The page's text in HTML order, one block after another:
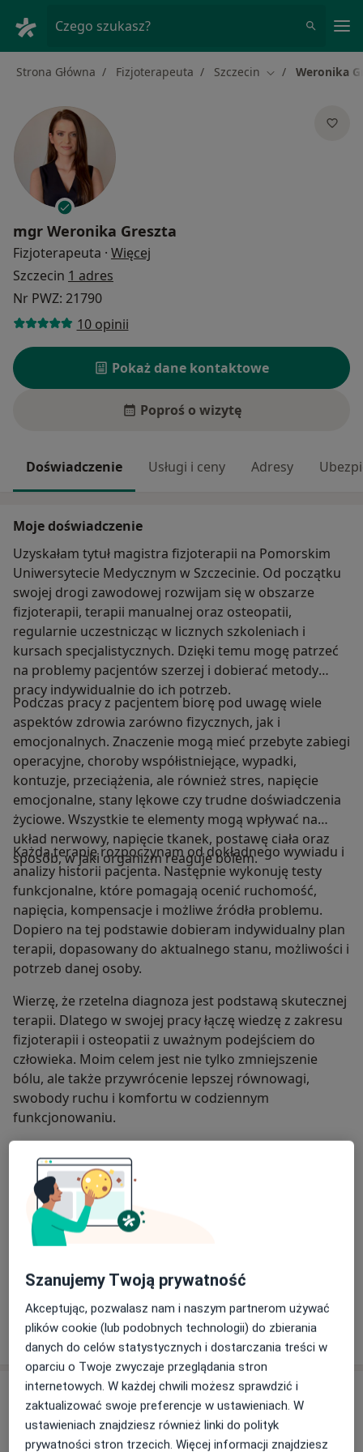
Czego szukasz?
Strona Główna Fizjoterapeuta Szczecin Zmień miasto
Weronika
mgr Weronika Greszta
Fizjoterapeuta · Więcej
Szczecin 1 adres
Nr PWZ: 21790
10 opinii
Pokaż dane kontaktowe
Poproś o wizytę
Doświadczenie Usługi i ceny Adresy
Moje doświadczenie
Uzyskałam tytuł magistra fizjoterapii na Pomorskim
Uniwersytecie Medycznym w Szczecinie. Od początku
swojej drogi zawodowej rozwijam się w obszarze
fizjoterapii, terapii manualnej oraz osteopatii,
regularnie uczestnicząc w licznych szkoleniach i
kursach specjalistycznych. Dzięki temu mogę patrzeć
na problemy pacjentów szerzej i dobierać metody
pracy indywidualnie do ich potrzeb.
Podczas pracy z pacjentem biorę pod uwagę wiele
aspektów zdrowia zarówno fizycznych, jak i
emocjonalnych. Znaczenie mogą mieć przebyte zabiegi
operacyjne, choroby współistniejące, wypadki,
kontuzje, przeciążenia, ale również stres, napięcie
emocjonalne, stany lękowe czy trudne doświadczenia
życiowe. Wszystkie te elementy mogą wpływać na
układ nerwowy, napięcie tkanek, postawę ciała oraz
sposób, w jaki organizm reaguje bólem.
Każdą terapię rozpoczynam od dokładnego wywiadu i
analizy historii pacjenta. Następnie wykonuję testy
funkcjonalne, które pomagają ocenić ruchomość,
napięcia, kompensacje i możliwe źródła problemu.
Dopiero na tej podstawie dobieram indywidualny plan
terapii, dopasowany do aktualnego stanu, możliwości i
potrzeb danej osoby.
Wierzę, że rzetelna diagnoza jest podstawą skutecznej
terapii. Dlatego w swojej pracy łączę wiedzę z zakresu
fizjoterapii i osteopatii z uważnym podejściem do
człowieka. Moim celem jest nie tylko zmniejszenie
bólu, ale także przywrócenie lepszej równowagi,
swobody ruchu i komfortu w codziennym
funkcjonowaniu.
Zakres porad
Fizjoterapia
Główne obszary pomocy
Ból kostki
+15a11y_sr_more_diseases
Pokaż więcejo doświadczeniu
Usługi i ceny
Konsultacja fizjoterapeutyczna
Od 200 zł Szczegóły
Szanujemy Twoją prywatność
Akceptując, pozwalasz nam i naszym partnerom używać
plików cookie (lub podobnych technologii) do zbierania
danych do celów statystycznych i dostarczania treści w
oparciu o Twoje zwyczaje przeglądania stron
internetowych. W każdej chwili możesz sprawdzić i
zaktualizować swoje preferencje w ustawieniach. W
ustawieniach znajdziesz również linki do polityk
prywatności stron trzecich. Więcej informacji znajdziesz